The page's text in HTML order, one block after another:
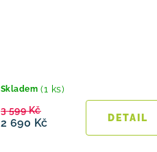
Skladem (1 ks)
2 690 Kč
3 599 Kč